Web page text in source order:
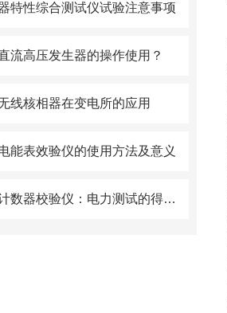
特性综合测试仪试验注意事项
流高压发生器的操作使用？
线核相器在变电所的应用
能表效验仪的使用方法及意义
雷击计数器校验仪：电力测试的得力助手